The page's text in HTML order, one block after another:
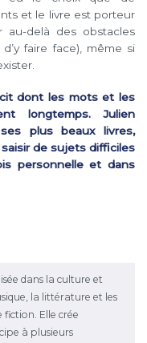
et le livre est porteur
au-delà des obstacles
faire face), même si
dont les mots et les
longtemps. Julien
plus beaux livres,
de sujets difficiles
personnelle et dans
dans la culture et
la littérature et les
fiction. Elle crée
à plusieurs